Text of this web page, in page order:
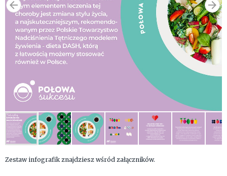
Zestaw infografik znajdziesz wśród załączników.